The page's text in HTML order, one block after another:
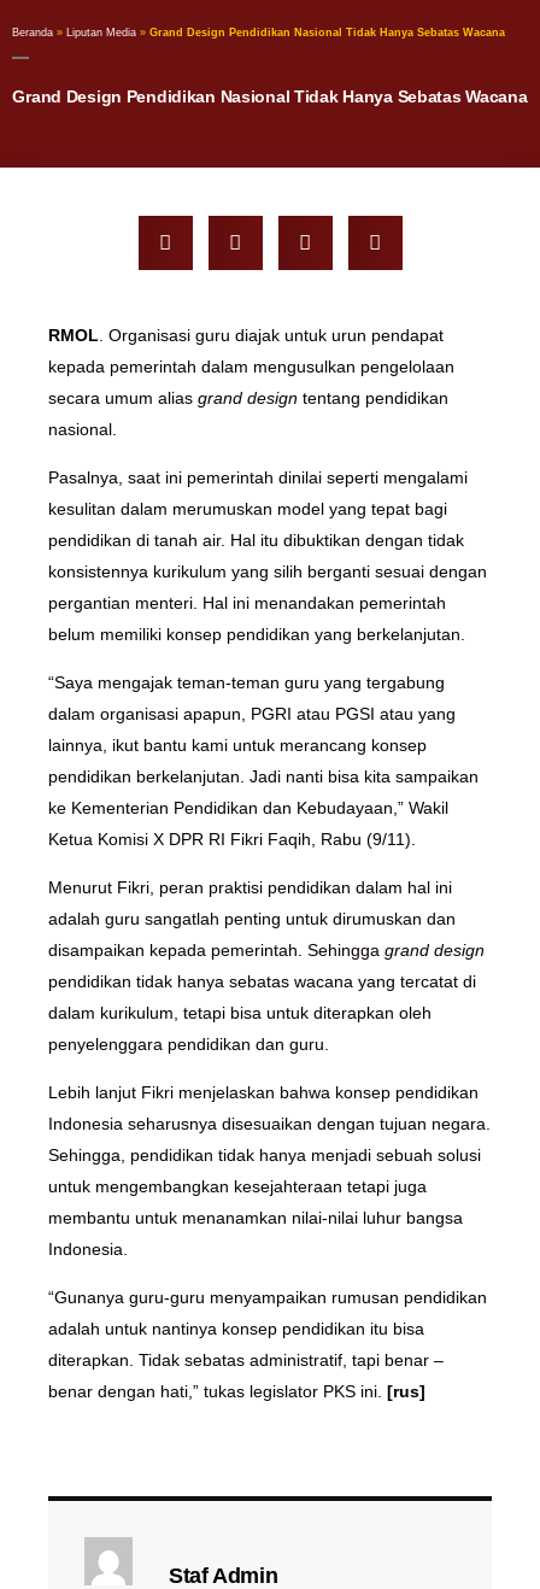
Beranda » Liputan Media » Grand Design Pendidikan Nasional Tidak Hanya Sebatas Wacana
Grand Design Pendidikan Nasional Tidak Hanya Sebatas Wacana
RMOL . Organisasi guru diajak untuk urun pendapat
kepada pemerintah dalam mengusulkan pengelolaan
secara umum alias grand design tentang pendidikan
nasional.
Pasalnya, saat ini pemerintah dinilai seperti mengalami
kesulitan dalam merumuskan model yang tepat bagi
pendidikan di tanah air. Hal itu dibuktikan dengan tidak
konsistennya kurikulum yang silih berganti sesuai dengan
pergantian menteri. Hal ini menandakan pemerintah
belum memiliki konsep pendidikan yang berkelanjutan.
“Saya mengajak teman-teman guru yang tergabung
dalam organisasi apapun, PGRI atau PGSI atau yang
lainnya, ikut bantu kami untuk merancang konsep
pendidikan berkelanjutan. Jadi nanti bisa kita sampaikan
ke Kementerian Pendidikan dan Kebudayaan,” Wakil
Ketua Komisi X DPR RI Fikri Faqih, Rabu (9/11).
Menurut Fikri, peran praktisi pendidikan dalam hal ini
adalah guru sangatlah penting untuk dirumuskan dan
disampaikan kepada pemerintah. Sehingga grand design
pendidikan tidak hanya sebatas wacana yang tercatat di
dalam kurikulum, tetapi bisa untuk diterapkan oleh
penyelenggara pendidikan dan guru.
Lebih lanjut Fikri menjelaskan bahwa konsep pendidikan
Indonesia seharusnya disesuaikan dengan tujuan negara.
Sehingga, pendidikan tidak hanya menjadi sebuah solusi
untuk mengembangkan kesejahteraan tetapi juga
membantu untuk menanamkan nilai-nilai luhur bangsa
Indonesia.
“Gunanya guru-guru menyampaikan rumusan pendidikan
adalah untuk nantinya konsep pendidikan itu bisa
diterapkan. Tidak sebatas administratif, tapi benar –
benar dengan hati,” tukas legislator PKS ini. [rus]
Staf Admin